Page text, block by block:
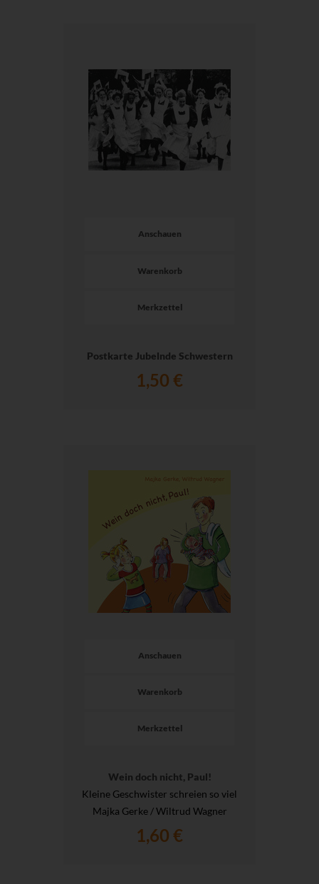
Anschauen
Warenkorb
Merkzettel
Postkarte Jubelnde Schwestern
1,50 €
Anschauen
Warenkorb
Merkzettel
Wein doch nicht, Paul!
Kleine Geschwister schreien so viel
Majka Gerke / Wiltrud Wagner
1,60 €